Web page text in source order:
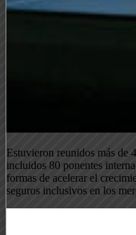
Estuvieron reunidos más de
incluidos 80 ponentes
formas de acelerar el
seguros inclusivos en los